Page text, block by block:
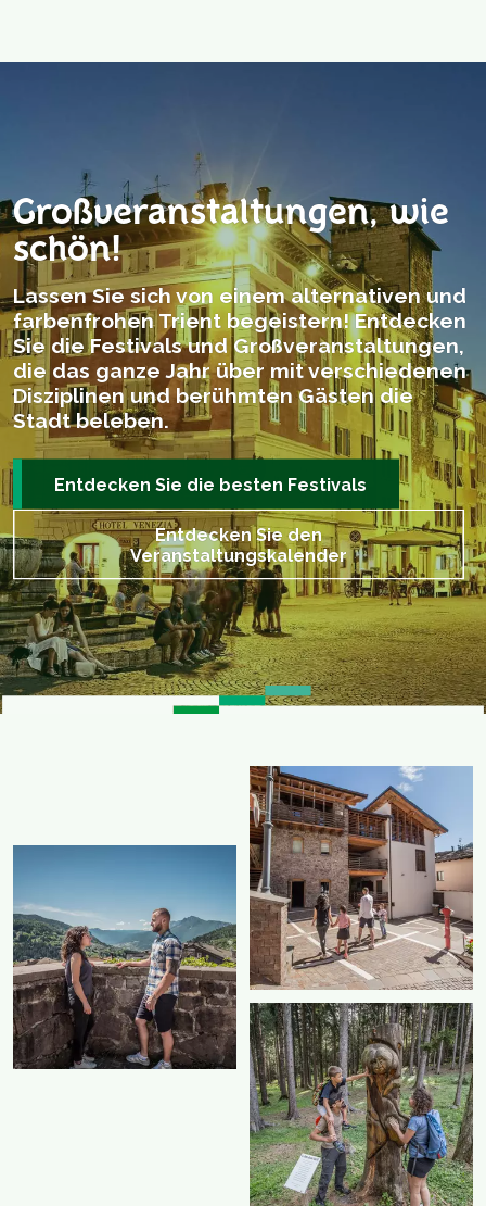
Großveranstaltungen, wie
schön!
Lassen Sie sich von einem alternativen und
farbenfrohen Trient begeistern! Entdecken
Sie die Festivals und Großveranstaltungen,
die das ganze Jahr über mit verschiedenen
Disziplinen und berühmten Gästen die
Stadt beleben.
Entdecken Sie die besten Festivals
Entdecken Sie den
Veranstaltungskalender